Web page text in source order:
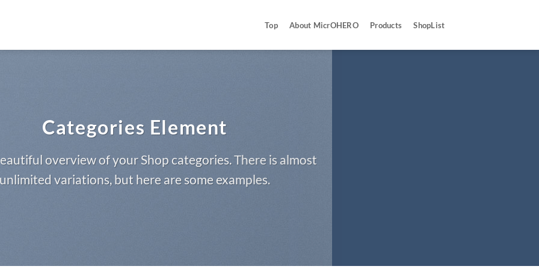
Top About MicrOHERO Products ShopList
Categories Element
overview of your Shop categories. There is almost
unlimited variations, but here are some examples.